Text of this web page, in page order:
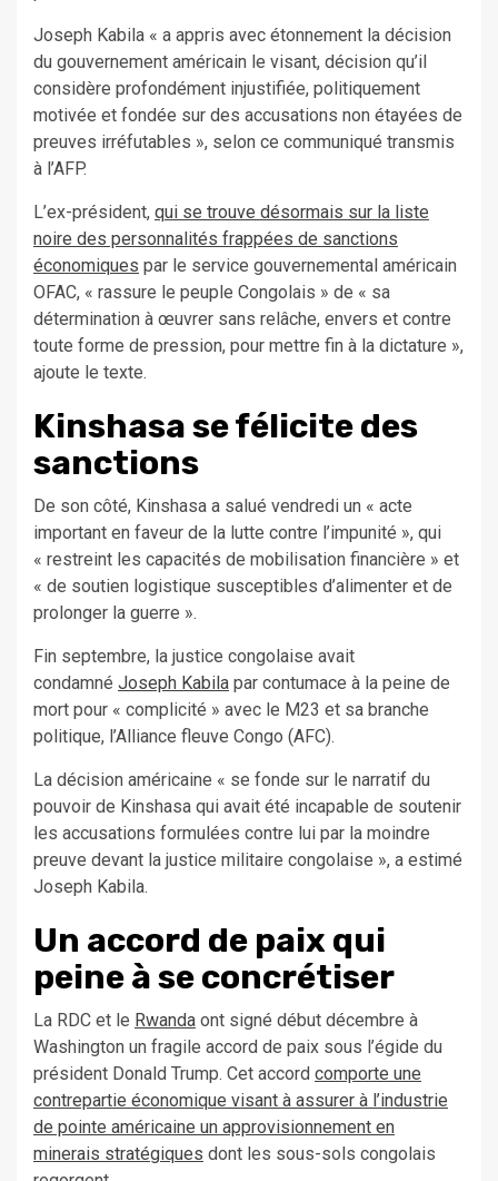
Joseph Kabila « a appris avec étonnement la décision
du gouvernement américain le visant, décision qu’il
considère profondément injustifiée, politiquement
motivée et fondée sur des accusations non étayées de
preuves irréfutables », selon ce communiqué transmis
à l’AFP.
L’ex-président, qui se trouve désormais sur la liste
noire des personnalités frappées de sanctions
économiques par le service gouvernemental américain
OFAC, « rassure le peuple Congolais » de « sa
détermination à œuvrer sans relâche, envers et contre
toute forme de pression, pour mettre fin à la dictature »,
ajoute le texte.
Kinshasa se félicite des
sanctions
De son côté, Kinshasa a salué vendredi un « acte
important en faveur de la lutte contre l’impunité », qui
« restreint les capacités de mobilisation financière » et
« de soutien logistique susceptibles d’alimenter et de
prolonger la guerre ».
Fin septembre, la justice congolaise avait
condamné Joseph Kabila par contumace à la peine de
mort pour « complicité » avec le M23 et sa branche
politique, l’Alliance fleuve Congo (AFC).
La décision américaine « se fonde sur le narratif du
pouvoir de Kinshasa qui avait été incapable de soutenir
les accusations formulées contre lui par la moindre
preuve devant la justice militaire congolaise », a estimé
Joseph Kabila.
Un accord de paix qui
peine à se concrétiser
La RDC et le Rwanda ont signé début décembre à
Washington un fragile accord de paix sous l’égide du
président Donald Trump. Cet accord comporte une
contrepartie économique visant à assurer à l’industrie
de pointe américaine un approvisionnement en
minerais stratégiques dont les sous-sols congolais